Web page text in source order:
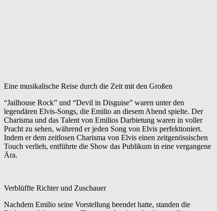
Eine musikalische Reise durch die Zeit mit den Großen
“Jailhouse Rock” und “Devil in Disguise” waren unter den
legendären Elvis-Songs, die Emilio an diesem Abend spielte. Der
Charisma und das Talent von Emilios Darbietung waren in voller
Pracht zu sehen, während er jeden Song von Elvis perfektioniert.
Indem er dem zeitlosen Charisma von Elvis einen zeitgenössischen
Touch verlieh, entführte die Show das Publikum in eine vergangene
Ära.
Verblüffte Richter und Zuschauer
Nachdem Emilio seine Vorstellung beendet hatte, standen die